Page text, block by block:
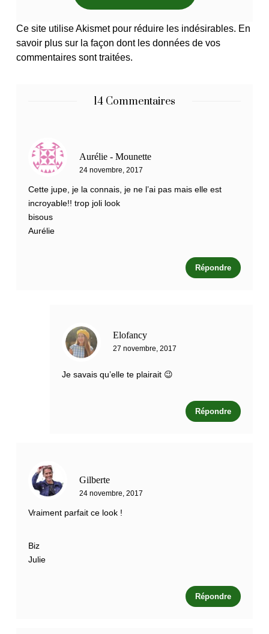
Ce site utilise Akismet pour réduire les indésirables. En
savoir plus sur la façon dont les données de vos
commentaires sont traitées.
14 Commentaires
Aurélie - Mounette
24 novembre, 2017
Cette jupe, je la connais, je ne l’ai pas mais elle est
incroyable!! trop joli look
bisous
Aurélie
Répondre
Elofancy
27 novembre, 2017
Je savais qu’elle te plairait 😉
Répondre
Gilberte
24 novembre, 2017
Vraiment parfait ce look !
Biz
Julie
Répondre